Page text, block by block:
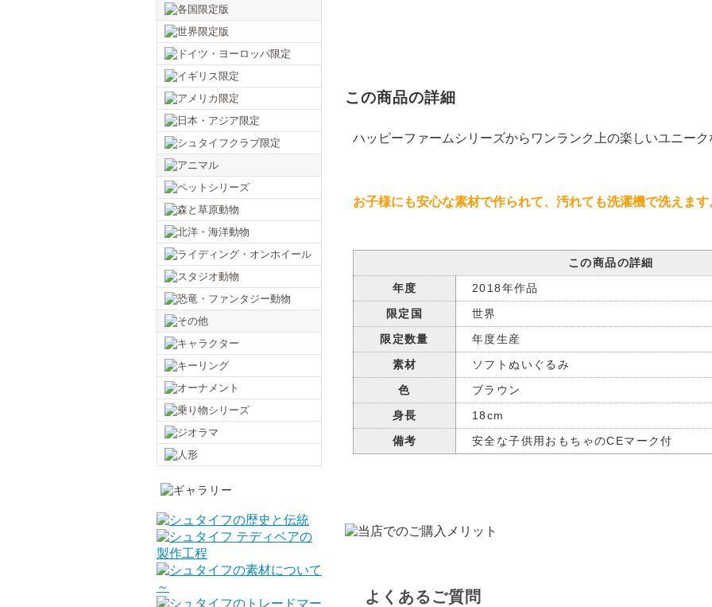
この商品の詳細
ハッピーファームシリーズからワンランク上の楽しいユニーク
お子様にも安心な素材で作られて、汚れても洗濯機で洗えます
この商品の詳細
年度
2018年作品
限定国
世界
限定数量
年度生産
素材
ソフトぬいぐるみ
色
ブラウン
身長
18cm
備考
安全な子供用おもちゃのCEマーク付
よくあるご質問